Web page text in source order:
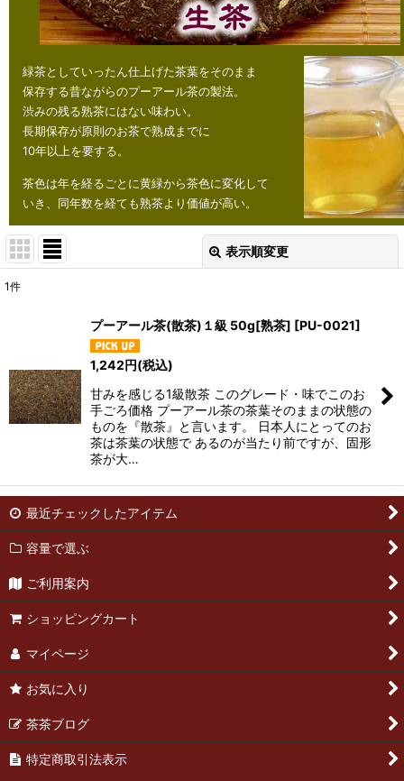
緑茶としていったん仕上げた茶葉をそのまま
保存する昔ながらのプーアール茶の製法。
渋みの残る熟茶にはない味わい。
長期保存が原則のお茶で熟成までに
10年以上を要する。
茶色は年を経るごとに黄緑から茶色に変化して
いき、同年数を経ても熟茶より価値が高い。
表示順変更
絞り込む
1件
プーアール茶(散茶)１級 50g[熟茶] [PU-0021]
1,242円(税込)
甘みを感じる1級散茶 このグレード・味でこのお
手ごろ価格 プーアール茶の茶葉そのままの状態の
ものを『散茶』と言います。 日本人にとってのお
茶は茶葉の状態で あるのが当たり前ですが、固形
茶が大…
最近チェックしたアイテム
容量で選ぶ
ご利用案内
ショッピングカート
マイページ
お気に入り
茶茶ブログ
特定商取引法表示